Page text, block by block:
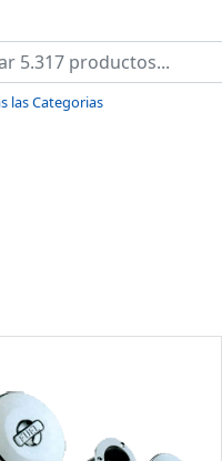
las Categorias